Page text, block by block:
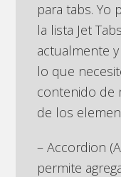
para tabs. Yo
la lista Jet
actualmente
lo que
contenido de
de los
– Accordion
permite